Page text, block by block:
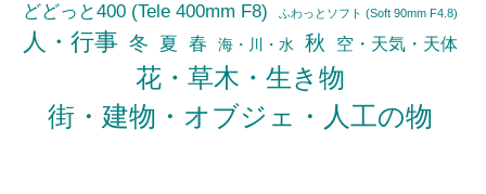
どどっと400 (Tele 400mm F8) ふわっとソフト (Soft 90mm F4.8)
人・行事 冬 夏 春 海・川・水 秋 空・天気・天体
花・草木・生き物
街・建物・オブジェ・人工の物